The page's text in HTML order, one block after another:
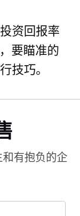
资回报率
要瞄准的
技巧。
有抱负的企